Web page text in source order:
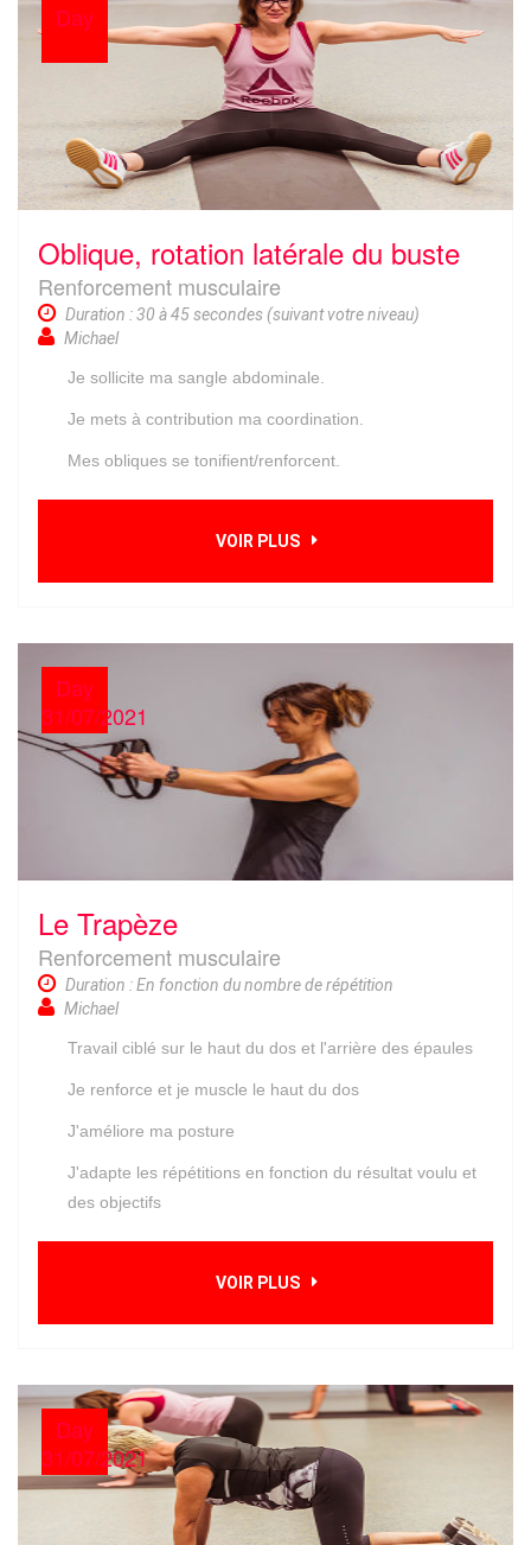
Day
Oblique, rotation latérale du buste
Renforcement musculaire
Duration : 30 à 45 secondes (suivant votre niveau)
Michael
Je sollicite ma sangle abdominale.
Je mets à contribution ma coordination.
Mes obliques se tonifient/renforcent.
VOIR PLUS
Day
31/07/2021
Le Trapèze
Renforcement musculaire
Duration : En fonction du nombre de répétition
Michael
Travail ciblé sur le haut du dos et l'arrière des épaules
Je renforce et je muscle le haut du dos
J'améliore ma posture
J'adapte les répétitions en fonction du résultat voulu et
des objectifs
VOIR PLUS
Day
31/07/2021